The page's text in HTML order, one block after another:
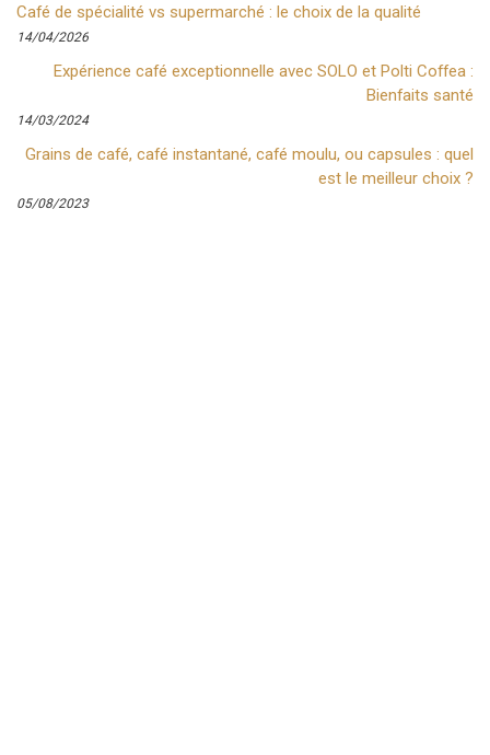
Café de spécialité vs supermarché : le choix de la qualité
14/04/2026
Expérience café exceptionnelle avec SOLO et Polti Coffea :
Bienfaits santé
14/03/2024
Grains de café, café instantané, café moulu, ou capsules : quel
est le meilleur choix ?
05/08/2023